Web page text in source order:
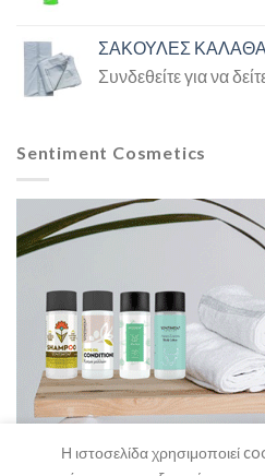
ΣΑΚΟΥΛΕΣ
Συνδεθείτε για να
Sentiment Cosmetics
Η ιστοσελίδα χρησιμοποιεί